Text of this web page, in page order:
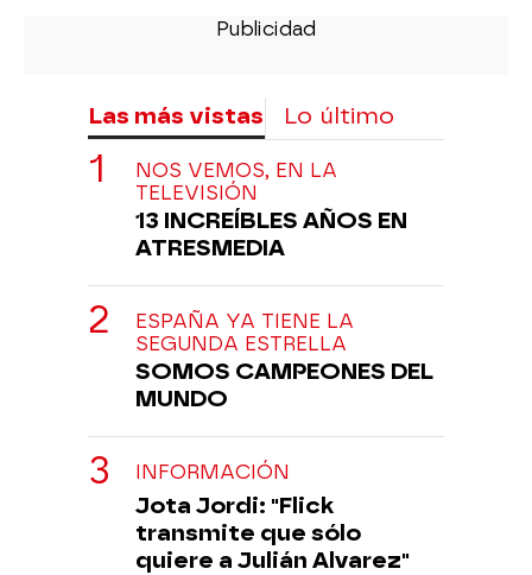
Las más vistas Lo último
NOS VEMOS, EN LA
TELEVISIÓN
13 INCREÍBLES AÑOS EN
ATRESMEDIA
ESPAÑA YA TIENE LA
SEGUNDA ESTRELLA
SOMOS CAMPEONES DEL
MUNDO
INFORMACIÓN
Jota Jordi: "Flick
transmite que sólo
quiere a Julián Alvarez"